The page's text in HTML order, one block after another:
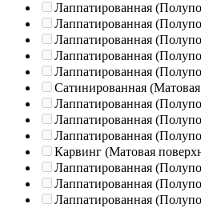
Лаппатированная
Лаппатированная
Лаппатированная
Лаппатированная
Лаппатированная
Сатинированная
Лаппатированная
Лаппатированная
Лаппатированная
Карвинг (Матовая
Лаппатированная
Лаппатированная
Лаппатированная